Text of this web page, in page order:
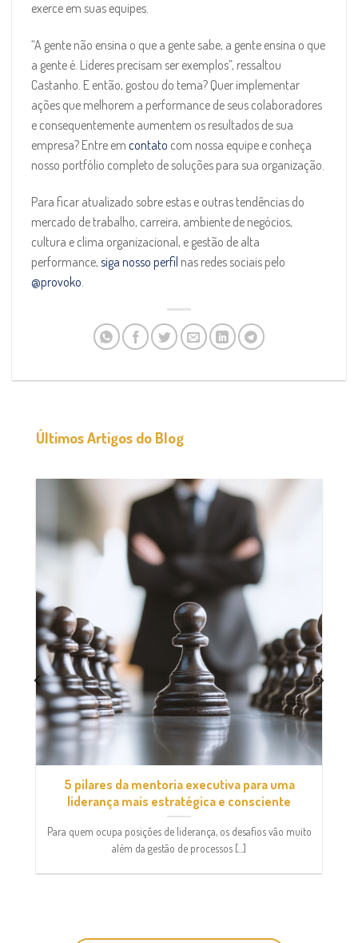
exerce em suas equipes.
“A gente não ensina o que a gente sabe, a gente ensina o que
a gente é. Líderes precisam ser exemplos”, ressaltou
Castanho. E então, gostou do tema? Quer implementar
ações que melhorem a performance de seus colaboradores
e consequentemente aumentem os resultados de sua
empresa? Entre em contato com nossa equipe e conheça
nosso portfólio completo de soluções para sua organização.
Para ficar atualizado sobre estas e outras tendências do
mercado de trabalho, carreira, ambiente de negócios,
cultura e clima organizacional, e gestão de alta
performance, siga nosso perfil nas redes sociais pelo
@provoko
Últimos Artigos do Blog
5 pilares da mentoria executiva para uma
liderança mais estratégica e consciente
Para quem ocupa posições de liderança, os desafios vão muito
além da gestão de processos [...]